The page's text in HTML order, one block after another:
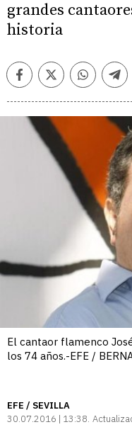
grandes
historia
FacebookTwitter
El cantaor flamenco
los 74 años.-EFE /
EFE / SEVILLA
30.07.2016 | 13:38